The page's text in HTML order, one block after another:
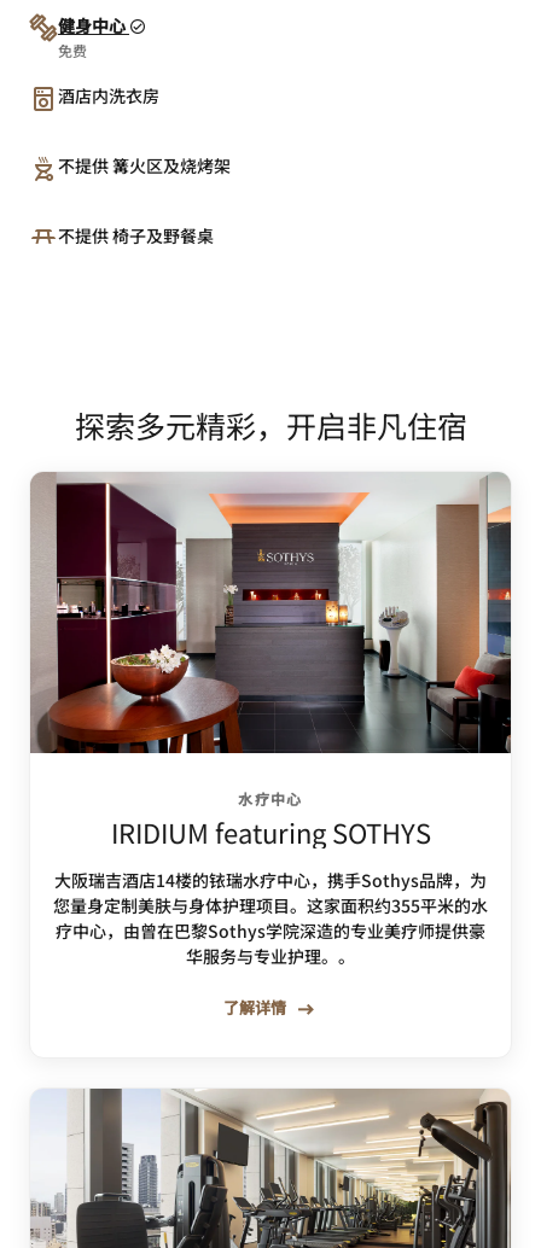
健身中心
免费
酒店内洗衣房
不提供 篝火区及烧烤架
不提供 椅子及野餐桌
探索多元精彩，开启非凡住宿
水疗中心
IRIDIUM featuring SOTHYS
大阪瑞吉酒店14楼的铱瑞水疗中心，携手Sothys品牌，为
您量身定制美肤与身体护理项目。这家面积约355平米的水
疗中心，由曾在巴黎Sothys学院深造的专业美疗师提供豪
华服务与专业护理。。
了解详情